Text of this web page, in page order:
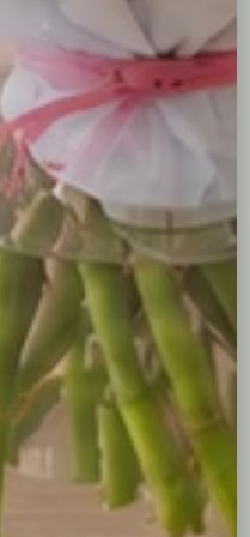
Ci się...
Różane serduszko
54,00